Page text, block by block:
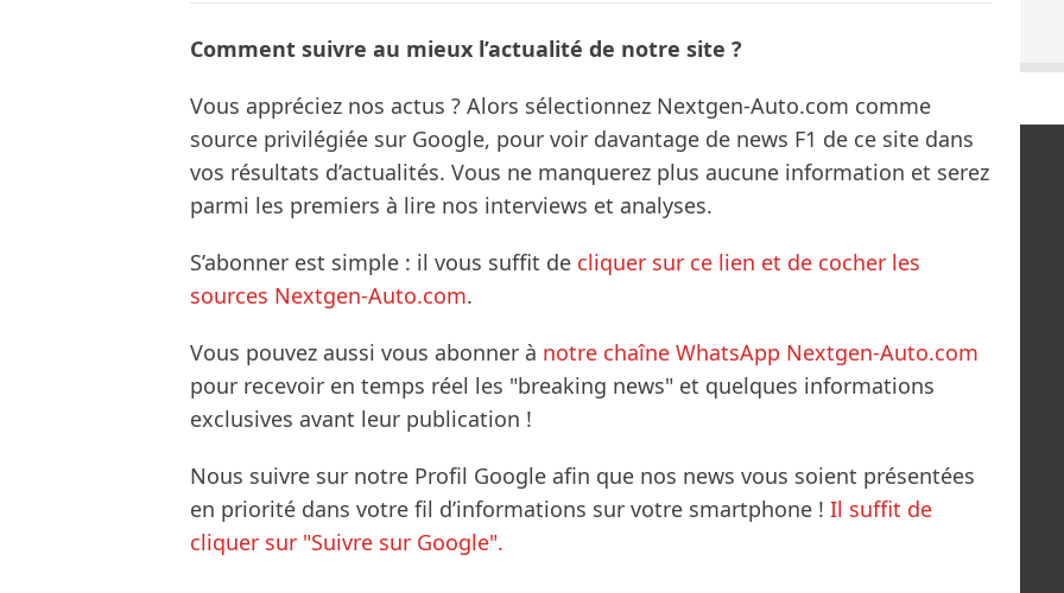
Comment suivre au mieux l’actualité de notre site ?
Vous appréciez nos actus ? Alors sélectionnez Nextgen-Auto.com comme
source privilégiée sur Google, pour voir davantage de news F1 de ce site dans
vos résultats d’actualités. Vous ne manquerez plus aucune information et serez
parmi les premiers à lire nos interviews et analyses.
S’abonner est simple : il vous suffit de cliquer sur ce lien et de cocher les
sources Nextgen-Auto.com.
Vous pouvez aussi vous abonner à notre chaîne WhatsApp Nextgen-Auto.com
pour recevoir en temps réel les "breaking news" et quelques informations
exclusives avant leur publication !
Nous suivre sur notre Profil Google afin que nos news vous soient présentées
en priorité dans votre fil d’informations sur votre smartphone ! Il suffit de
cliquer sur "Suivre sur Google".